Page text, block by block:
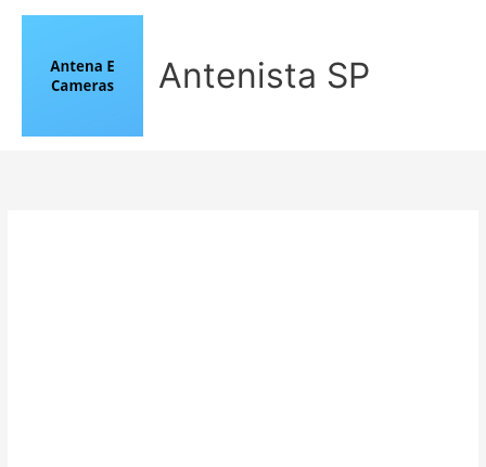
conteúdo
Antenista SP